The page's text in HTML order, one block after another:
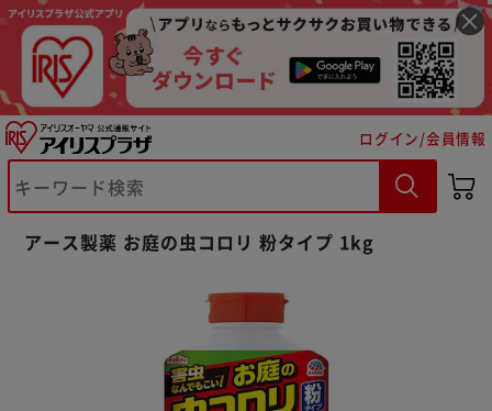
ログイン/会員情報
アース製薬 お庭の虫コロリ 粉タイプ 1kg
※ご確認ください
カートに入れる 購入手続きへ